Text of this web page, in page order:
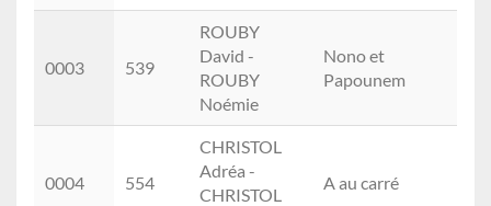
0003 539
ROUBY
David -
ROUBY
Noémie
Nono et
Papounem
0004 554
CHRISTOL
Adréa -
CHRISTOL
A au carré